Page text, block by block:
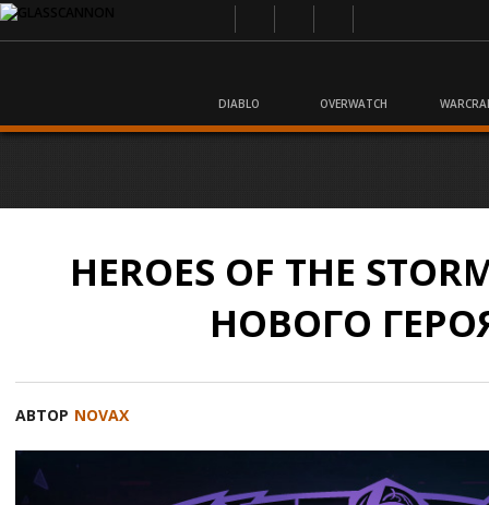
DIABLO OVERWATCH
HEROES OF THE
НОВОГО
АВТОР NOVAX